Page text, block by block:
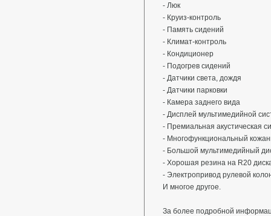
⁃ Люк
⁃ Круиз-контроль
⁃ Память сидений
⁃ Климат-контроль
⁃ Кондиционер
⁃ Подогрев сидений
⁃ Датчики света, дождя
⁃ Датчики парковки
⁃ Камера заднего вида
⁃ Дисплей мультимедийной
⁃ Премиальная акустическая
⁃ Многофункциональный
⁃ Большой мультимедийный
⁃ Хорошая резина на R20
⁃ Электропривод рулевой
И многое другое.
За более подробной